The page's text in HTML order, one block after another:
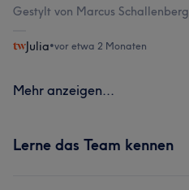
Gestylt von Marcus Schallenberg
Julia•vor etwa 2 Monaten
Mehr anzeigen...
Lerne das Team kennen